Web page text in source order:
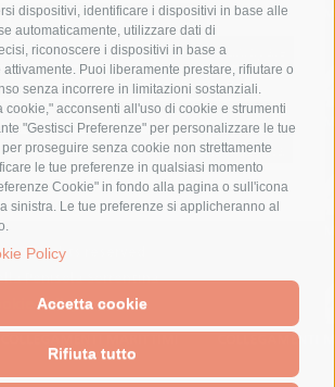
dispositivi, identificare i dispositivi in base alle
automaticamente, utilizzare dati di
riconoscere i dispositivi in base a
Puoi liberamente prestare, rifiutare o
senza incorrere in limitazioni sostanziali.
cookie," acconsenti all'uso di cookie e strumenti
"Gestisci Preferenze" per personalizzare le tue
proseguire senza cookie non strettamente
le tue preferenze in qualsiasi momento
Cookie" in fondo alla pagina o sull'icona
sinistra. Le tue preferenze si applicheranno al
Policy
Accetta cookie
Rifiuta tutto
Meta napoli
ordinanza
piano di sorrento
polizia municipale
Regione Campania
sant'agnello
sorrento studenti temporali
treni
villa fiorentino vincenzo de luca
All rights reserved.
Penisola Sorrentina
Policy